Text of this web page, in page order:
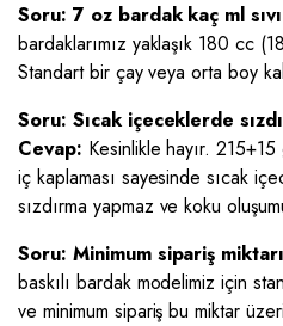
Soru: 7 oz bardak kaç ml
bardaklarımız yaklaşık 180 cc
Standart bir çay veya orta boy
Soru: Sıcak içeceklerde
Cevap: Kesinlikle hayır.
iç kaplaması sayesinde sıcak
sızdırma yapmaz ve koku
Soru: Minimum sipariş
baskılı bardak modelimiz için
ve minimum sipariş bu miktar